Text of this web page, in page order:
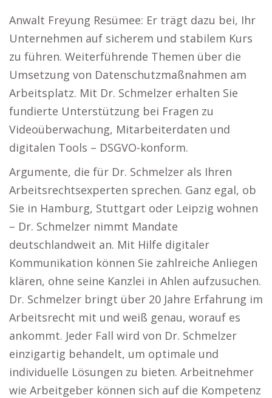
Anwalt Freyung Resümee: Er trägt dazu bei, Ihr
Unternehmen auf sicherem und stabilem Kurs
zu führen. Weiterführende Themen über die
Umsetzung von Datenschutzmaßnahmen am
Arbeitsplatz. Mit Dr. Schmelzer erhalten Sie
fundierte Unterstützung bei Fragen zu
Videoüberwachung, Mitarbeiterdaten und
digitalen Tools – DSGVO-konform.
Argumente, die für Dr. Schmelzer als Ihren
Arbeitsrechtsexperten sprechen. Ganz egal, ob
Sie in Hamburg, Stuttgart oder Leipzig wohnen
– Dr. Schmelzer nimmt Mandate
deutschlandweit an. Mit Hilfe digitaler
Kommunikation können Sie zahlreiche Anliegen
klären, ohne seine Kanzlei in Ahlen aufzusuchen.
Dr. Schmelzer bringt über 20 Jahre Erfahrung im
Arbeitsrecht mit und weiß genau, worauf es
ankommt. Jeder Fall wird von Dr. Schmelzer
einzigartig behandelt, um optimale und
individuelle Lösungen zu bieten. Arbeitnehmer
wie Arbeitgeber können sich auf die Kompetenz